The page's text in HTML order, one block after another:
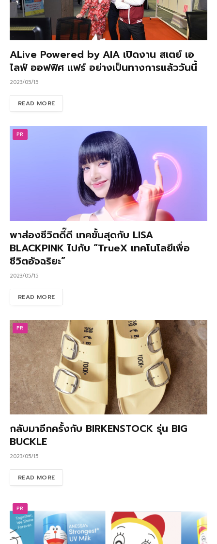
ALive Powered by AIA เปิดงาน สเตย์ เอ
ไลฟ์ ออฟฟิศ แฟร์ อย่างเป็นทางการแล้ววันนี้
2023/05/15
READ MORE
PR
พาส่องชีวิตดี๊ดี เทคขั้นสุดกับ LISA
BLACKPINK ไปกับ “TrueX เทคโนโลยีเพื่อ
ชีวิตอัจฉริยะ”
2023/05/15
READ MORE
PR
กลับมาอีกครั้งกับ BIRKENSTOCK รุ่น BIG
BUCKLE
2023/05/15
READ MORE
PR